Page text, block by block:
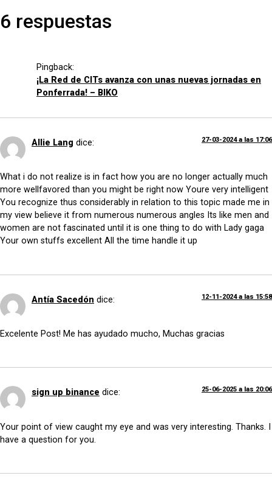
6 respuestas
Pingback:
¡La Red de CITs avanza con unas nuevas jornadas en
Ponferrada! – BIKO
Allie Lang dice: 27-03-2024 a las 17:06
What i do not realize is in fact how you are no longer actually much
more wellfavored than you might be right now Youre very intelligent
You recognize thus considerably in relation to this topic made me in
my view believe it from numerous numerous angles Its like men and
women are not fascinated until it is one thing to do with Lady gaga
Your own stuffs excellent All the time handle it up
Antía Sacedón dice: 12-11-2024 a las 15:58
Excelente Post! Me has ayudado mucho, Muchas gracias
sign up binance dice: 25-06-2025 a las 20:06
Your point of view caught my eye and was very interesting. Thanks. I
have a question for you.